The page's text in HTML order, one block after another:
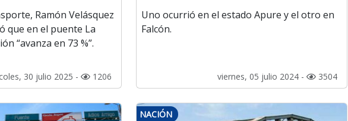
Ramón Velásquez
que en el puente La
“avanza en 73 %”.
30 julio 2025 - 1206
Uno ocurrió en el estado Apure y el otro en
Falcón.
viernes, 05 julio 2024 - 3504
NACIÓN